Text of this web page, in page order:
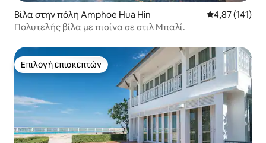
Βίλα στην πόλη Amphoe Hua Hin Μέση
4,87 (141)
Πολυτελής βίλα με πισίνα σε στιλ Μπαλί.
Επιλογή επισκεπτών
Επιλογή επισκεπτών